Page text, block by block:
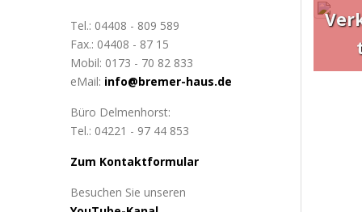
Tel.: 04408 - 809 589
Fax.: 04408 - 87 15
Mobil: 0173 - 70 82 833
eMail: info@bremer-haus.de
Büro Delmenhorst:
Tel.: 04221 - 97 44 853
Zum Kontaktformular
Besuchen Sie unseren